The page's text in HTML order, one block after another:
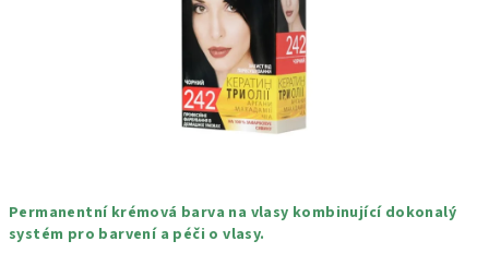
Permanentní krémová barva na vlasy kombinující dokonalý
systém pro barvení a péči o vlasy.